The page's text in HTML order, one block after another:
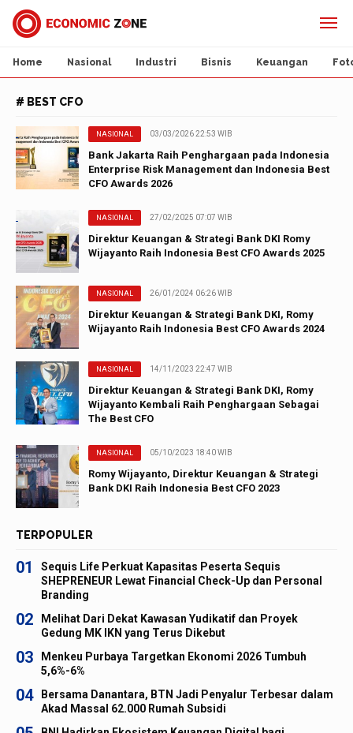
Home Nasional Industri Bisnis Keuangan
# BEST CFO
NASIONAL 03/03/2026 22:53 WIB
Bank Jakarta Raih Penghargaan pada Indonesia
Enterprise Risk Management dan Indonesia Best
CFO Awards 2026
NASIONAL 27/02/2025 07:07 WIB
Direktur Keuangan & Strategi Bank DKI Romy
Wijayanto Raih Indonesia Best CFO Awards 2025
NASIONAL 26/01/2024 06:26 WIB
Direktur Keuangan & Strategi Bank DKI, Romy
Wijayanto Raih Indonesia Best CFO Awards 2024
NASIONAL 14/11/2023 22:47 WIB
Direktur Keuangan & Strategi Bank DKI, Romy
Wijayanto Kembali Raih Penghargaan Sebagai
The Best CFO
NASIONAL 05/10/2023 18:40 WIB
Romy Wijayanto, Direktur Keuangan & Strategi
Bank DKI Raih Indonesia Best CFO 2023
TERPOPULER
01
Sequis Life Perkuat Kapasitas Peserta Sequis
SHEPRENEUR Lewat Financial Check-Up dan Personal
Branding
02
Melihat Dari Dekat Kawasan Yudikatif dan Proyek
Gedung MK IKN yang Terus Dikebut
03
Menkeu Purbaya Targetkan Ekonomi 2026 Tumbuh
5,6%-6%
04
Bersama Danantara, BTN Jadi Penyalur Terbesar dalam
Akad Massal 62.000 Rumah Subsidi